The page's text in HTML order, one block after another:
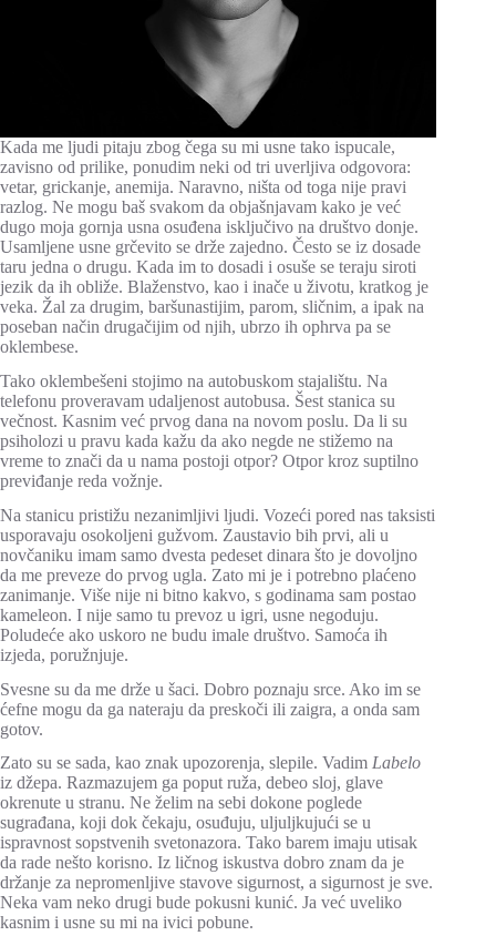
Kada me ljudi pitaju zbog čega su mi usne tako ispucale,
zavisno od prilike, ponudim neki od tri uverljiva odgovora:
vetar, grickanje, anemija. Naravno, ništa od toga nije pravi
razlog. Ne mogu baš svakom da objašnjavam kako je već
dugo moja gornja usna osuđena isključivo na društvo donje.
Usamljene usne grčevito se drže zajedno. Često se iz dosade
taru jedna o drugu. Kada im to dosadi i osuše se teraju siroti
jezik da ih obliže. Blaženstvo, kao i inače u životu, kratkog je
veka. Žal za drugim, baršunastijim, parom, sličnim, a ipak na
poseban način drugačijim od njih, ubrzo ih ophrva pa se
oklembese.
Tako oklembešeni stojimo na autobuskom stajalištu. Na
telefonu proveravam udaljenost autobusa. Šest stanica su
večnost. Kasnim već prvog dana na novom poslu. Da li su
psiholozi u pravu kada kažu da ako negde ne stižemo na
vreme to znači da u nama postoji otpor? Otpor kroz suptilno
previđanje reda vožnje.
Na stanicu pristižu nezanimljivi ljudi. Vozeći pored nas taksisti
usporavaju osokoljeni gužvom. Zaustavio bih prvi, ali u
novčaniku imam samo dvesta pedeset dinara što je dovoljno
da me preveze do prvog ugla. Zato mi je i potrebno plaćeno
zanimanje. Više nije ni bitno kakvo, s godinama sam postao
kameleon. I nije samo tu prevoz u igri, usne negoduju.
Poludeće ako uskoro ne budu imale društvo. Samoća ih
izjeda, poružnjuje.
Svesne su da me drže u šaci. Dobro poznaju srce. Ako im se
ćefne mogu da ga nateraju da preskoči ili zaigra, a onda sam
gotov.
Zato su se sada, kao znak upozorenja, slepile. Vadim Labelo
iz džepa. Razmazujem ga poput ruža, debeo sloj, glave
okrenute u stranu. Ne želim na sebi dokone poglede
sugrađana, koji dok čekaju, osuđuju, uljuljkujući se u
ispravnost sopstvenih svetonazora. Tako barem imaju utisak
da rade nešto korisno. Iz ličnog iskustva dobro znam da je
držanje za nepromenljive stavove sigurnost, a sigurnost je sve.
Neka vam neko drugi bude pokusni kunić. Ja već uveliko
kasnim i usne su mi na ivici pobune.